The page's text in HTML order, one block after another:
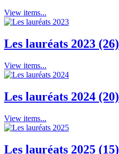
View items...
Les lauréats 2023 (26)
View items...
Les lauréats 2024 (20)
View items...
Les lauréats 2025 (15)